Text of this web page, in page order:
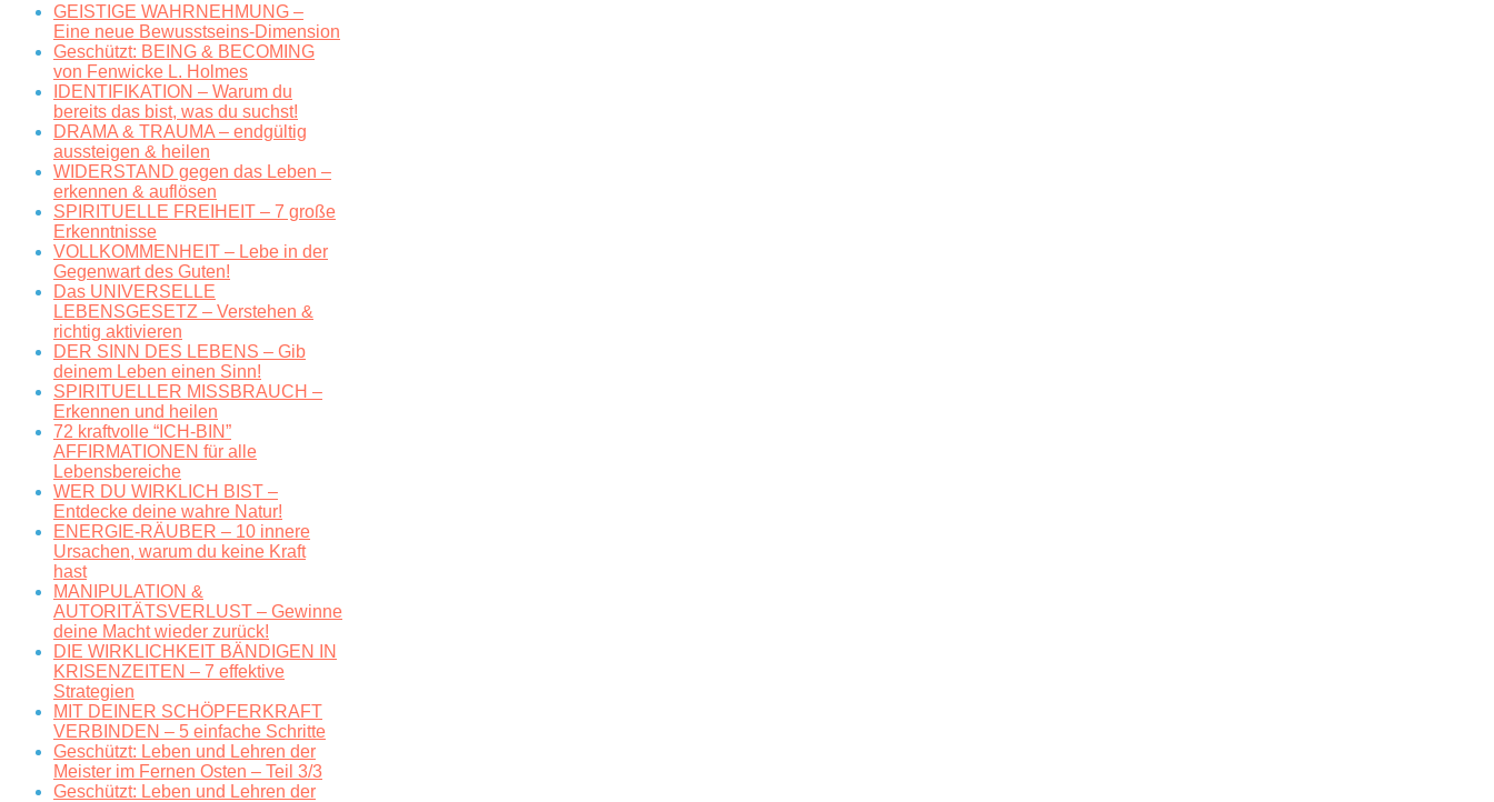
GEISTIGE WAHRNEHMUNG –
Eine neue Bewusstseins-Dimension
Geschützt: BEING & BECOMING
von Fenwicke L. Holmes
IDENTIFIKATION – Warum du
bereits das bist, was du suchst!
DRAMA & TRAUMA – endgültig
aussteigen & heilen
WIDERSTAND gegen das Leben –
erkennen & auflösen
SPIRITUELLE FREIHEIT – 7 große
Erkenntnisse
VOLLKOMMENHEIT – Lebe in der
Gegenwart des Guten!
Das UNIVERSELLE
LEBENSGESETZ – Verstehen &
richtig aktivieren
DER SINN DES LEBENS – Gib
deinem Leben einen Sinn!
SPIRITUELLER MISSBRAUCH –
Erkennen und heilen
72 kraftvolle “ICH-BIN”
AFFIRMATIONEN für alle
Lebensbereiche
WER DU WIRKLICH BIST –
Entdecke deine wahre Natur!
ENERGIE-RÄUBER – 10 innere
Ursachen, warum du keine Kraft
hast
MANIPULATION &
AUTORITÄTSVERLUST – Gewinne
deine Macht wieder zurück!
DIE WIRKLICHKEIT BÄNDIGEN IN
KRISENZEITEN – 7 effektive
Strategien
MIT DEINER SCHÖPFERKRAFT
VERBINDEN – 5 einfache Schritte
Geschützt: Leben und Lehren der
Meister im Fernen Osten – Teil 3/3
Geschützt: Leben und Lehren der